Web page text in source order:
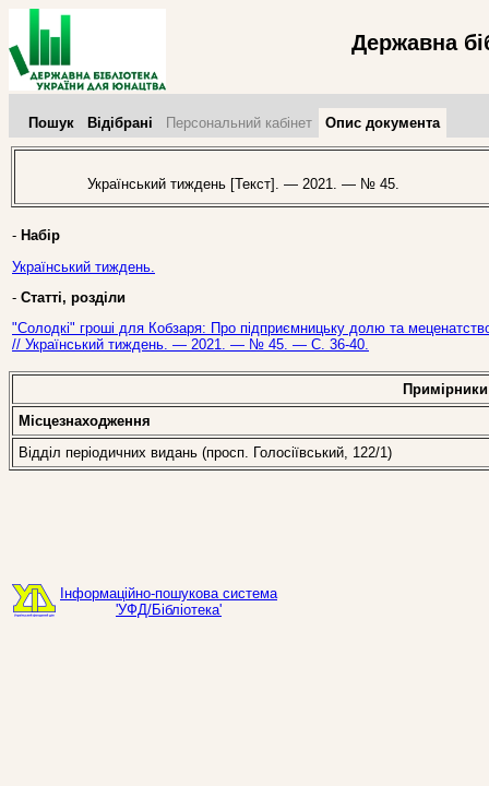
Державна
Пошук Відібрані Персональний кабінет Опис документа
Український тиждень [Текст]. — 2021. — № 45.
- Набір
Український тиждень.
- Статті, розділи
"Солодкі" гроші для Кобзаря: Про підприємницьку долю та
// Український тиждень. — 2021. — № 45. — С. 36-40.
Примірники
Місцезнаходження
Відділ періодичних видань (просп. Голосіївський, 122/1)
Інформаційно-пошукова система
'УФД/Бібліотека'